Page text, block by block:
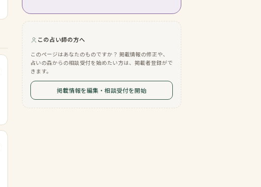
この占い師の方へ
このページはあなたのものですか？ 掲載情報の修正や、
占いの森からの相談受付を始めたい方は、掲載者登録がで
きます。
掲載情報を編集・相談受付を開始